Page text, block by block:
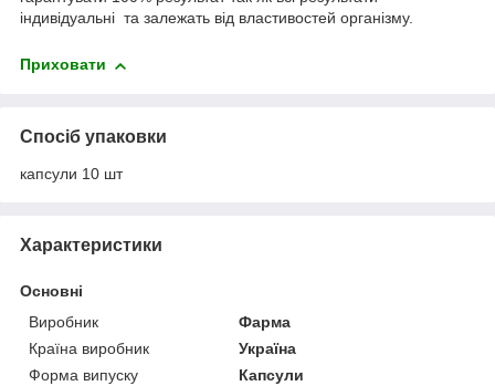
індивідуальні та залежать від властивостей організму.
Приховати
Спосіб упаковки
капсули 10 шт
Характеристики
Основні
Виробник
Фарма
Країна виробник
Україна
Форма випуску
Капсули